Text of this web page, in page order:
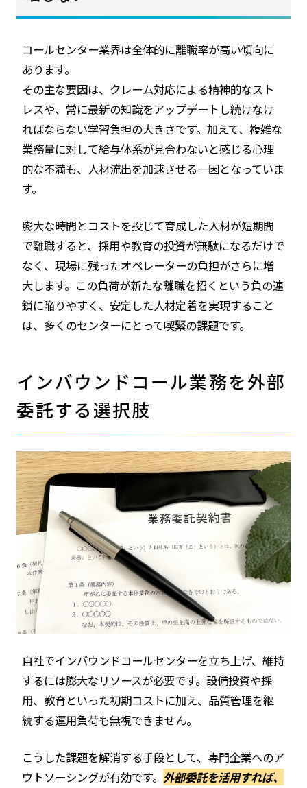
コールセンター業界は全体的に離職率が高い傾向に
あります。
その主な要因は、クレーム対応による精神的なスト
レスや、常に最新の知識をアップデートし続けなけ
ればならない学習負担の大きさです。加えて、複雑な
業務量に対して給与体系が見合わないと感じる心理
的な不満も、人材流出を加速させる一因となっていま
す。
膨大な時間とコストを投じて育成した人材が短期間
で離職すると、採用や教育の投資が無駄になるだけで
なく、現場に残ったオペレーターの負担がさらに増
大します。この負荷が新たな離職を招くという負の連
鎖に陥りやすく、安定した人材定着を実現すること
は、多くのセンターにとって喫緊の課題です。
インバウンドコール業務を外部
委託する選択肢
自社でインバウンドコールセンターを立ち上げ、維持
するには膨大なリソースが必要です。設備投資や採
用、教育といった初期コストに加え、品質管理を継
続する運用負荷も無視できません。
こうした課題を解消する手段として、専門企業へのア
ウトソーシングが有効です。 外部委託を活用すれば、